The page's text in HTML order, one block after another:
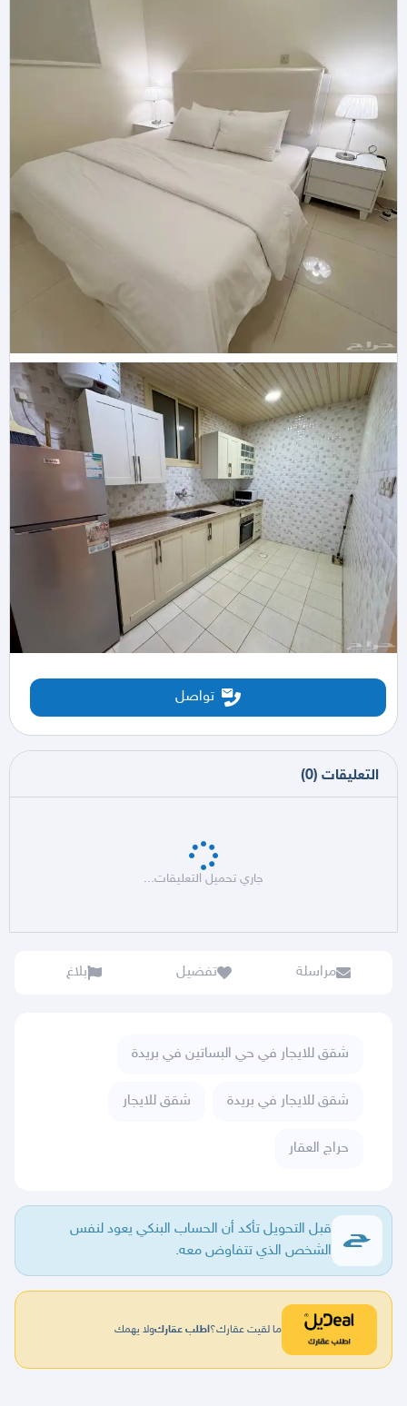
تواصل
التعليقات (
0
)
جاري تحميل التعليقات...
مراسلة تفضيل بلاغ
شقق للايجار في حي البساتين في بريدة
شقق للايجار في بريدة شقق للايجار
حراج العقار
قبل التحويل تأكد أن الحساب البنكي يعود لنفس
الشخص الذي تتفاوض معه.
ما لقيت عقارك؟اطلب عقاركولا يهمك